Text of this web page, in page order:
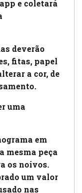
e coletará
deverão
fitas, papel
a cor, de
uma
em
mesma peça
os noivos.
um valor
nas